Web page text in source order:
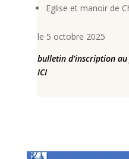
Eglise et manoir de
le 5 octobre 2025
bulletin d’inscription
ICI